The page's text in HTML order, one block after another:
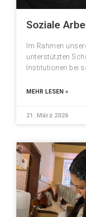
Soziale
Im Rahmen
unterstützten
Institutionen bei
MEHR LESEN »
21. März 2026